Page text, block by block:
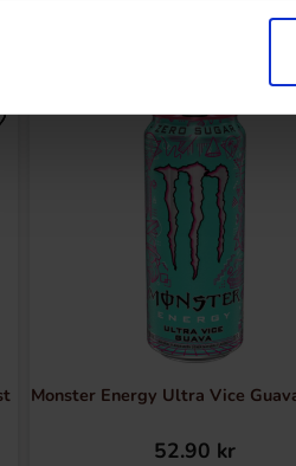
Monster Energy Ultra Vice
52.90 kr